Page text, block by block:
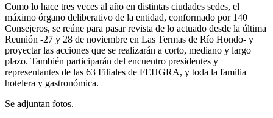
Como lo hace tres veces al año en distintas ciudades sedes, el
máximo órgano deliberativo de la entidad, conformado por 140
Consejeros, se reúne para pasar revista de lo actuado desde la última
Reunión -27 y 28 de noviembre en Las Termas de Río Hondo- y
proyectar las acciones que se realizarán a corto, mediano y largo
plazo. También participarán del encuentro presidentes y
representantes de las 63 Filiales de FEHGRA, y toda la familia
hotelera y gastronómica.
Se adjuntan fotos.